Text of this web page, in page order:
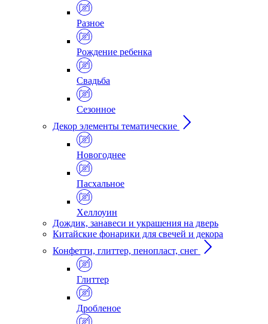
Разное
Рождение ребенка
Свадьба
Сезонное
Декор элементы тематические
Новогоднее
Пасхальное
Хеллоуин
Дождик, занавеси и украшения на дверь
Китайские фонарики для свечей и декора
Конфетти, глиттер, пенопласт, снег
Глиттер
Дробленое